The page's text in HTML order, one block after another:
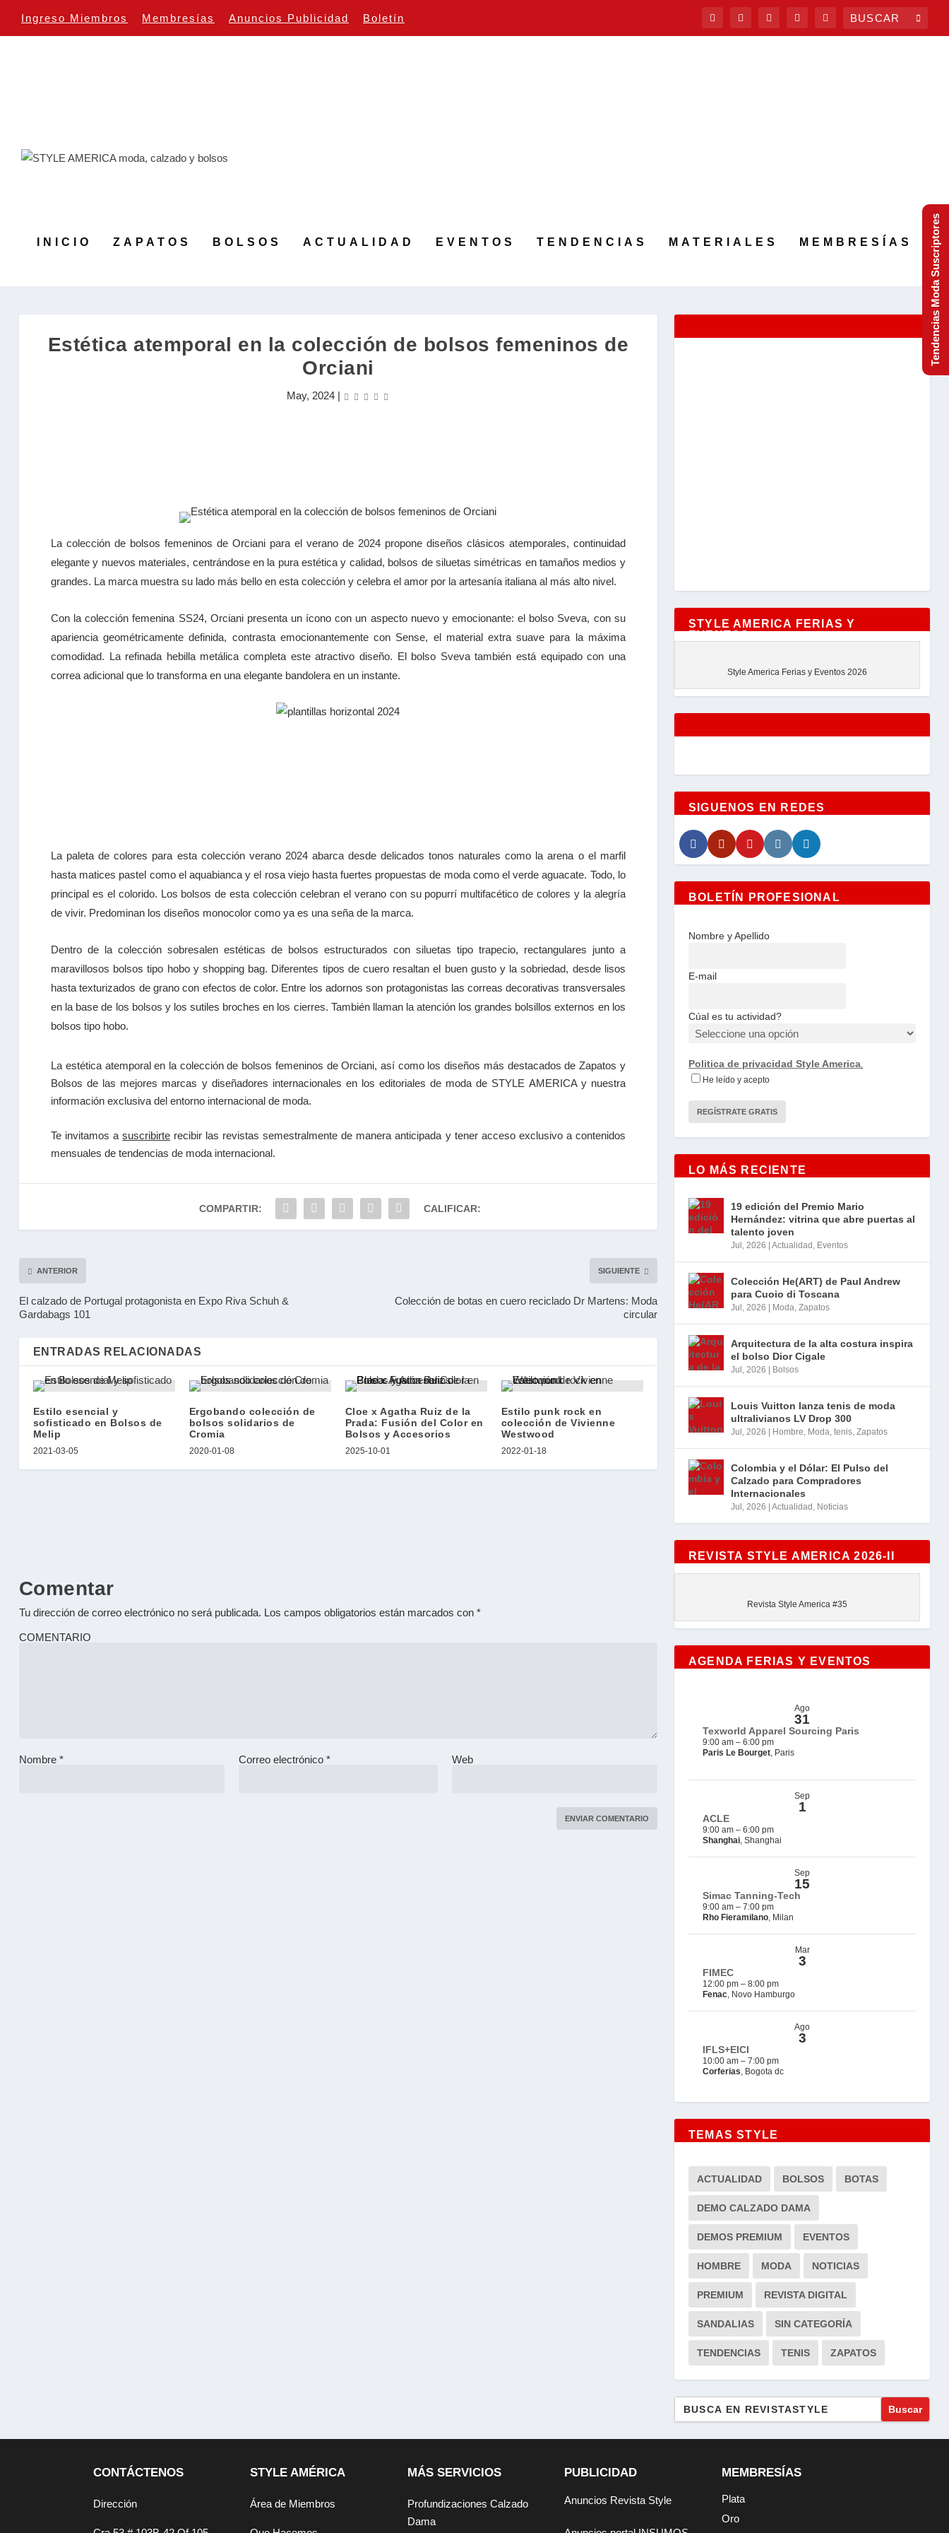
Ingreso Miembros Membresías Anuncios Publicidad Boletín
INICIO ZAPATOS BOLSOS ACTUALIDAD EVENTOS TENDENCIAS MATERIALES MEMBRESÍAS
Estética atemporal en la colección de bolsos femeninos de
Orciani
May, 2024|
La colección de bolsos femeninos de Orciani para el verano de 2024 propone diseños clásicos atemporales, continuidad
elegante y nuevos materiales, centrándose en la pura estética y calidad, bolsos de siluetas simétricas en tamaños medios y
grandes. La marca muestra su lado más bello en esta colección y celebra el amor por la artesanía italiana al más alto nivel.
Con la colección femenina SS24, Orciani presenta un ícono con un aspecto nuevo y emocionante: el bolso Sveva, con su
apariencia geométricamente definida, contrasta emocionantemente con Sense, el material extra suave para la máxima
comodidad. La refinada hebilla metálica completa este atractivo diseño. El bolso Sveva también está equipado con una
correa adicional que lo transforma en una elegante bandolera en un instante.
La paleta de colores para esta colección verano 2024 abarca desde delicados tonos naturales como la arena o el marfil
hasta matices pastel como el aquabianca y el rosa viejo hasta fuertes propuestas de moda como el verde aguacate. Todo, lo
principal es el colorido. Los bolsos de esta colección celebran el verano con su popurrí multifacético de colores y la alegría
de vivir. Predominan los diseños monocolor como ya es una seña de la marca.
Dentro de la colección sobresalen estéticas de bolsos estructurados con siluetas tipo trapecio, rectangulares junto a
maravillosos bolsos tipo hobo y shopping bag. Diferentes tipos de cuero resaltan el buen gusto y la sobriedad, desde lisos
hasta texturizados de grano con efectos de color. Entre los adornos son protagonistas las correas decorativas transversales
en la base de los bolsos y los sutiles broches en los cierres. También llaman la atención los grandes bolsillos externos en los
bolsos tipo hobo.
La estética atemporal en la colección de bolsos femeninos de Orciani, así como los diseños más destacados de Zapatos y
Bolsos de las mejores marcas y diseñadores internacionales en los editoriales de moda de STYLE AMERICA y nuestra
información exclusiva del entorno internacional de moda.
Te invitamos asuscribirte recibir las revistas semestralmente de manera anticipada y tener acceso exclusivo a contenidos
mensuales de tendencias de moda internacional.
COMPARTIR: CALIFICAR:
ANTERIOR
El calzado de Portugal protagonista en Expo Riva Schuh &
Gardabags 101
SIGUIENTE
Colección de botas en cuero reciclado Dr Martens: Moda
circular
ENTRADAS RELACIONADAS
Estilo esencial y
sofisticado en Bolsos de
Melip
2021-03-05
Ergobando colección de
bolsos solidarios de
Cromia
2020-01-08
Cloe x Agatha Ruiz de la
Prada: Fusión del Color en
Bolsos y Accesorios
2025-10-01
Estilo punk rock en
colección de Vivienne
Westwood
2022-01-18
Comentar
Tu dirección de correo electrónico no será publicada. Los campos obligatorios están marcados con *
COMENTARIO
Nombre * Correo electrónico* Web
STYLE AMERICA FERIAS Y
EVENTOS
Style America Ferias y Eventos 2026
SIGUENOS EN REDES
BOLETÍN PROFESIONAL
Nombre y Apellido
E-mail
Cúal es tu actividad?
Politica de privacidad Style America.
He leído y acepto
LO MÁS RECIENTE
19 edición del Premio Mario
Hernández: vitrina que abre puertas al
talento joven
Jul, 2026 Actualidad , Eventos
Colección He(ART) de Paul Andrew
para Cuoio di Toscana
Jul, 2026 Moda, Zapatos
Arquitectura de la alta costura inspira
el bolso Dior Cigale
Jul, 2026 Bolsos
Louis Vuitton lanza tenis de moda
ultralivianos LV Drop 300
Jul, 2026 Hombre, Moda, tenis, Zapatos
Colombia y el Dólar: El Pulso del
Calzado para Compradores
Internacionales
Jul, 2026 Actualidad , Noticias
REVISTA STYLE AMERICA 2026-II
Revista Style America #35
AGENDA FERIAS Y EVENTOS
Ago
31
Texworld Apparel Sourcing Paris
9:00 am – 6:00 pm
Paris Le Bourget, Paris
Sep
1
ACLE
9:00 am – 6:00 pm
Shanghai, Shanghai
Sep
15
Simac Tanning-Tech
9:00 am – 7:00 pm
Rho Fieramilano, Milan
Mar
3
FIMEC
12:00 pm – 8:00 pm
Fenac, Novo Hamburgo
Ago
3
IFLS+EICI
10:00 am – 7:00 pm
Corferias, Bogota dc
TEMAS STYLE
ACTUALIDAD BOLSOS BOTAS
DEMO CALZADO DAMA
DEMOS PREMIUM EVENTOS
HOMBRE MODA NOTICIAS
PREMIUM REVISTA DIGITAL
SANDALIAS SIN CATEGORÍA
TENDENCIAS TENIS ZAPATOS
CONTÁCTENOS
Dirección
STYLE AMÉRICA
Área de Miembros
MÁS SERVICIOS
Profundizaciones Calzado
Dama
PUBLICIDAD
Anuncios Revista Style
MEMBRESÍAS
Plata
Oro
Tendencias Moda Suscriptores